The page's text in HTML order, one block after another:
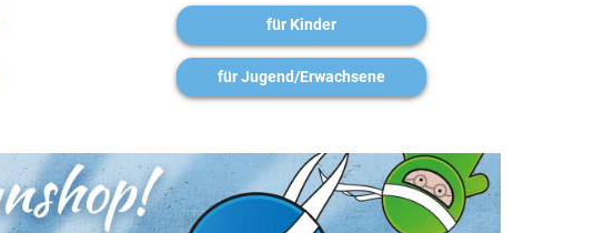
für Kinder
für Jugend/Erwachsene